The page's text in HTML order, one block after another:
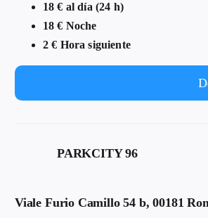
18 € al día (24 h)
18 € Noche
2 € Hora siguiente
PARKCITY 96
Viale Furio Camillo 54 b, 00181